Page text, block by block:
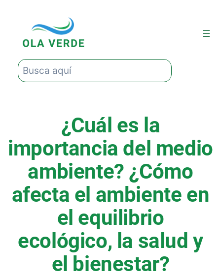
contenido
Buscar
¿Cuál es la
importancia del medio
ambiente? ¿Cómo
afecta el ambiente en
el equilibrio
ecológico, la salud y
el bienestar?